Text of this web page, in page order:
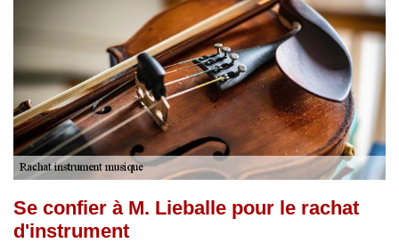
Se confier à M. Lieballe pour le rachat
d'instrument